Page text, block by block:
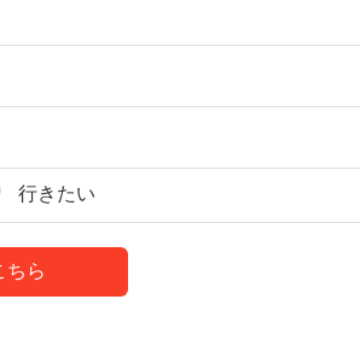
行きたい
ちら